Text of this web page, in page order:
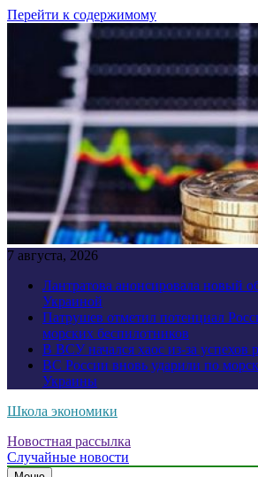
Перейти к содержимому
7 августа, 2026
Лантратова анонсировала новый
Украиной
Патрушев отметил потенциал
морских беспилотников
В ВСУ начался хаос из-за успехов
ВС России вновь ударили по
Украины
Школа экономики
Новостная рассылка
Случайные новости